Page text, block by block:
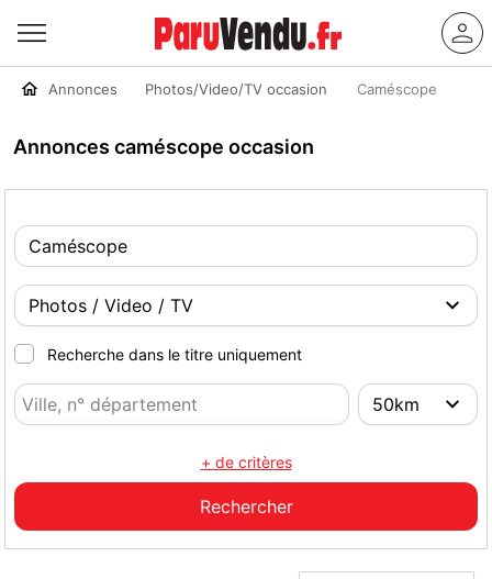
Annonces Photos/Video/TV occasion Caméscope
Annonces caméscope occasion
Recherche dans le titre uniquement
+ de critères